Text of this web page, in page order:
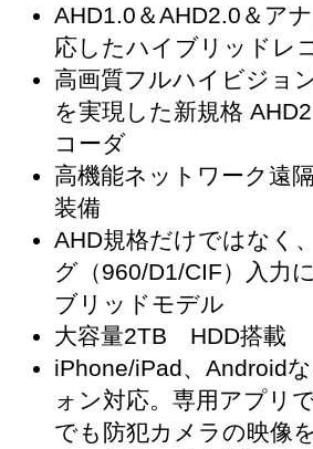
AHD1.0＆AHD2.0＆ア
応したハイブリッドレ
高画質フルハイビジョ
を実現した新規格
コーダ
高機能ネットワーク遠
装備
AHD規格だけではなく
グ（960/D1/CIF）入力
ブリッドモデル
大容量2TB HDD搭載
iPhone/iPad、Android
ォン対応。専用アプリ
でも防犯カメラの映像